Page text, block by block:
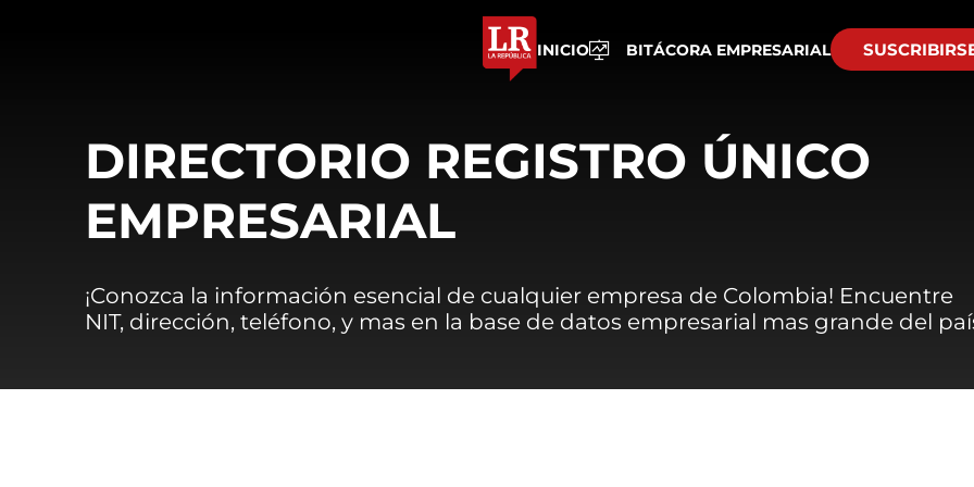
INICIO BITÁCORA EMPRESARIAL
DIRECTORIO REGISTRO ÚNICO
EMPRESARIAL
¡Conozca la información esencial de cualquier empresa de Colombia! Encuentre
NIT, dirección, teléfono, y mas en la base de datos empresarial mas grande del